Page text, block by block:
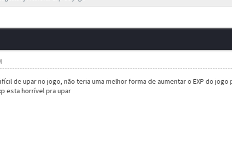
de upar no jogo, não teria uma melhor forma de aumentar o EXP do
esta horrível pra upar